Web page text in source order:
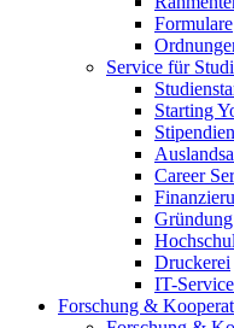
Formulare
Service für
Starting
Stipendien
Career
Gründung
Druckerei
IT-
Forschung &